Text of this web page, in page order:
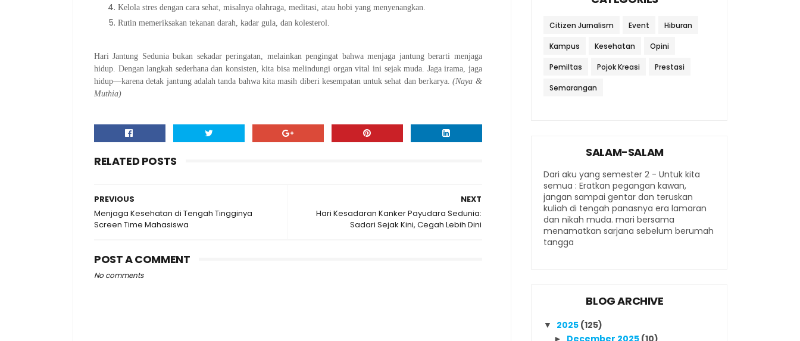
Kelola stres dengan cara sehat, misalnya olahraga, meditasi, atau hobi yang menyenangkan.
Rutin memeriksakan tekanan darah, kadar gula, dan kolesterol.
Hari Jantung Sedunia bukan sekadar peringatan, melainkan pengingat bahwa menjaga jantung berarti menjaga
hidup. Dengan langkah sederhana dan konsisten, kita bisa melindungi organ vital ini sejak muda. Jaga irama, jaga
hidup—karena detak jantung adalah tanda bahwa kita masih diberi kesempatan untuk sehat dan berkarya.(Naya &
Muthia)
RELATED POSTS
NEXT
Hari Kesadaran Kanker Payudara Sedunia:
Sadari Sejak Kini, Cegah Lebih Dini
PREVIOUS
Menjaga Kesehatan di Tengah Tingginya
Screen Time Mahasiswa
POST A COMMENT
No comments
Citizen Jurnalism Event Hiburan
Kampus Kesehatan Opini
Pemiltas Pojok Kreasi Prestasi
Semarangan
SALAM-SALAM
Dari aku yang semester 2 - Untuk kita
semua : Eratkan pegangan kawan,
jangan sampai gentar dan teruskan
kuliah di tengah panasnya era lamaran
dan nikah muda. mari bersama
menamatkan sarjana sebelum berumah
tangga
BLOG ARCHIVE
▼ 2025 (125)
► December 2025 (10)